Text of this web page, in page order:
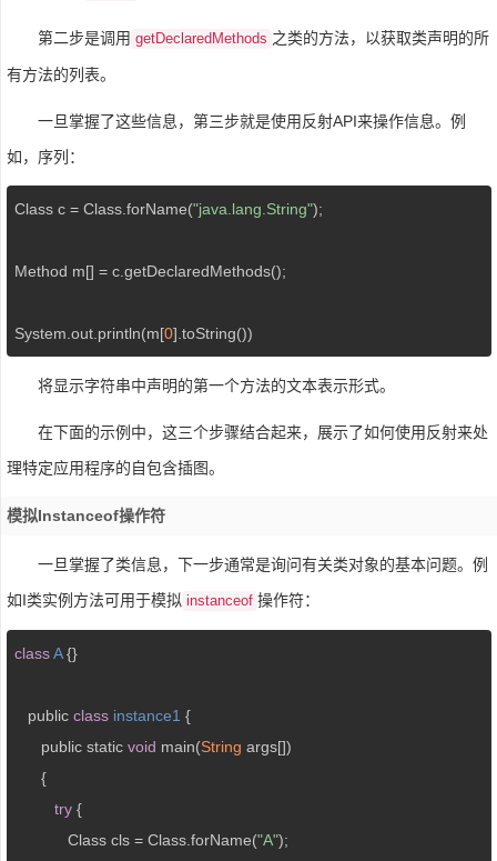
第二步是调用 getDeclaredMethods 之类的方法，以获取类声明的所
有方法的列表。
一旦掌握了这些信息，第三步就是使用反射API来操作信息。例
如，序列：
Class c = Class.forName("java.lang.String");
Method m[] = c.getDeclaredMethods();
System.out.println(m[0].toString())
将显示字符串中声明的第一个方法的文本表示形式。
在下面的示例中，这三个步骤结合起来，展示了如何使用反射来处
理特定应用程序的自包含插图。
模拟instanceof操作符
一旦掌握了类信息，下一步通常是询问有关类对象的基本问题。例
如I类实例方法可用于模拟 instanceof 操作符：
classA {}
   public
class instance1 {
      public static
void main(String args[])
      {
try {
            Class cls = Class.forName(
"A");